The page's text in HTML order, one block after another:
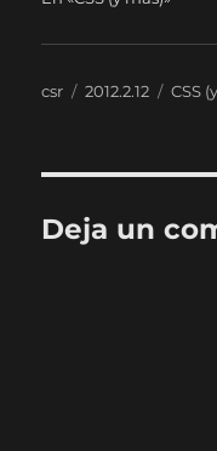
Autor
csr
Publicado
2012.2.12 CSS
Deja un